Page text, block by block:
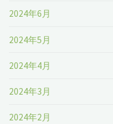
2024年6月
2024年5月
2024年4月
2024年3月
2024年2月